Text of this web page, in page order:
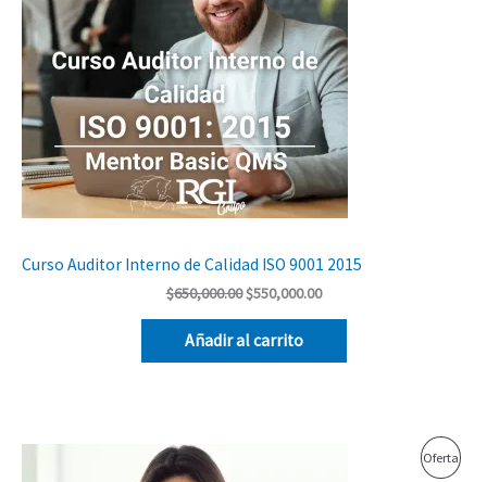
Curso Auditor Interno de Calidad ISO 9001 2015
$650,000.00$550,000.00
Añadir al carrito
Oferta